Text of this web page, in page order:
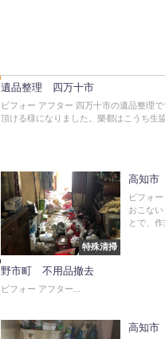
遺品整理 四万十市
ビフォー アフター 四万十市の遺品整理
頂ける様になりました。樂都はこうち生
特殊清掃
高知
ビフォ
おこな
とで、
野市町 不用品撤去
ビフォー アフター...
高知市